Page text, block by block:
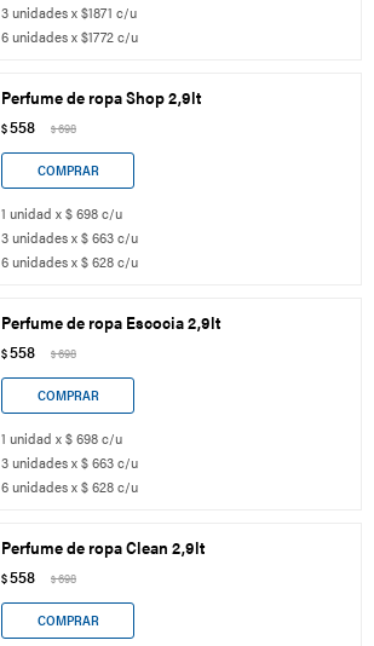
3 unidades x $1871 c/u
6 unidades x $1772 c/u
Perfume de ropa Shop 2,9lt
$558 $698
1 unidad x $ 698 c/u
3 unidades x $ 663 c/u
6 unidades x $ 628 c/u
Perfume de ropa Escocia 2,9lt
$558 $698
1 unidad x $ 698 c/u
3 unidades x $ 663 c/u
6 unidades x $ 628 c/u
Perfume de ropa Clean 2,9lt
$558 $698